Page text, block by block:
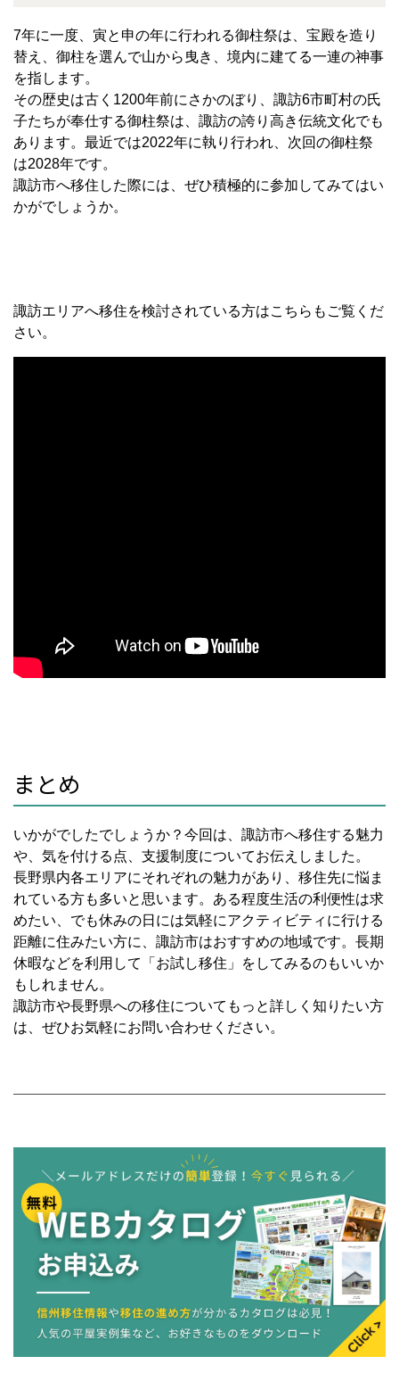
7年に一度、寅と申の年に行われる御柱祭は、宝殿を造り
替え、御柱を選んで山から曳き、境内に建てる一連の神事
を指します。
その歴史は古く 1200年前にさかのぼり、諏訪6市町村の氏
子たちが奉仕する御柱祭は、諏訪の誇り高き伝統文化でも
あります。最近では2022年に執り行われ、次回の御柱祭
は2028年です。
諏訪市へ移住した際には、ぜひ積極的に参加してみてはい
かがでしょうか。
諏訪エリアへ移住を検討されている方はこちらもご覧くだ
さい。
まとめ
いかがでしたでしょうか？今回は、諏訪市へ移住する魅力
や、気を付ける点、支援制度についてお伝えしました。
長野県内各エリアにそれぞれの魅力があり、移住先に悩ま
れている方も多いと思います。ある程度生活の利便性は求
めたい、でも休みの日には気軽にアクティビティに行ける
距離に住みたい方に、諏訪市はおすすめの地域です。長期
休暇などを利用して「お試し移住」をしてみるのもいいか
もしれません。
諏訪市や長野県への移住についてもっと詳しく知りたい方
は、ぜひお気軽にお問い合わせください。